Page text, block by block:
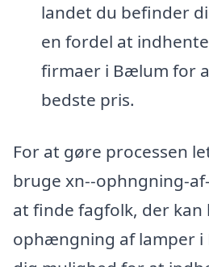
landet du befinder
en fordel at
firmaer i Bælum for
bedste pris.
For at gøre processen
bruge xn--ophngning-
at finde fagfolk, der
ophængning af lamper i